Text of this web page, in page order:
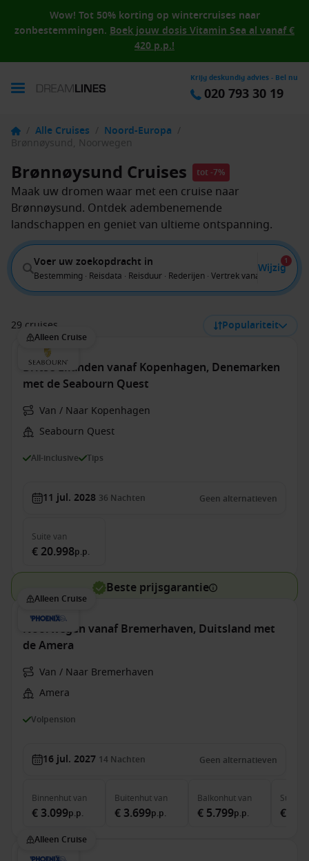
Wow! Tot 50% korting op wintercruises naar
zonbestemmingen. Boek jouw dosis Vitamin Sea al vanaf €
420 p.p.!
Krijg deskundig advies - Bel nu
020 793 30 19
/ Alle Cruises / Noord-Europa /
Brønnøysund, Noorwegen
Brønnøysund Cruises tot -7%
Maak uw dromen waar met een cruise naar
Brønnøysund. Ontdek adembenemende
landschappen en geniet van ultieme ontspanning.
Voer uw zoekopdracht in
Bestemming · Reisdata · Reisduur · Rederijen · Vertrek vanaf
Wijzig
1
29 cruises Populariteit
Alleen Cruise
Britse Eilanden vanaf Kopenhagen, Denemarken
met de Seabourn Quest
Van / Naar Kopenhagen
Seabourn Quest
All-inclusive Tips
11 jul. 2028 36 Nachten Geen alternatieven
Suite van
€ 20.998p.p.
Beste prijsgarantie
Alleen Cruise
Noorwegen vanaf Bremerhaven, Duitsland met
de Amera
Van / Naar Bremerhaven
Amera
Volpension
16 jul. 2027 14 Nachten Geen alternatieven
Binnenhutvan
€ 3.099p.p.
Buitenhutvan
€ 3.699p.p.
Balkonhutvan
€ 5.799p.p.
Suite
€
Alleen Cruise